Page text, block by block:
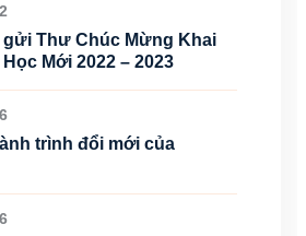
gửi Thư Chúc Mừng Khai
Mới 2022 – 2023
trình đổi mới của